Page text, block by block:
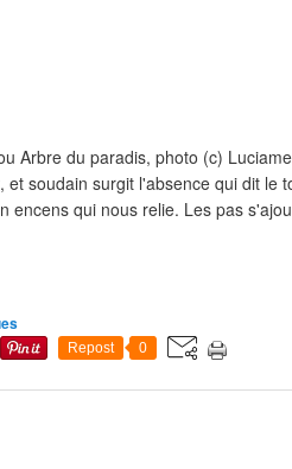
Arbre du paradis, photo (c)
et soudain surgit l'absence qui dit le
encens qui nous relie. Les pas
Repost 0